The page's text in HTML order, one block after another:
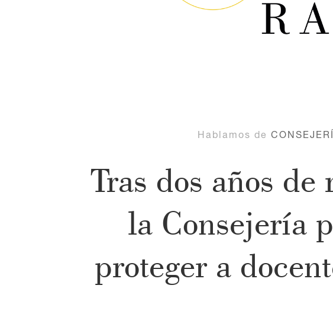
Hablamos de
Tras dos años
la Consejería
proteger a